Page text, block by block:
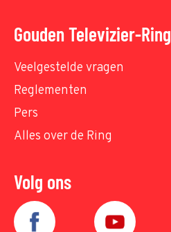
Gouden Televizier-Ring
Veelgestelde vragen
Reglementen
Pers
Alles over de Ring
Volg ons